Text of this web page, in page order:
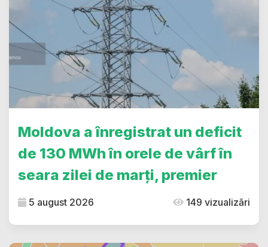
Moldova a înregistrat un deficit
de 130 MWh în orele de vârf în
seara zilei de marți, premier
5 august 2026 149 vizualizări